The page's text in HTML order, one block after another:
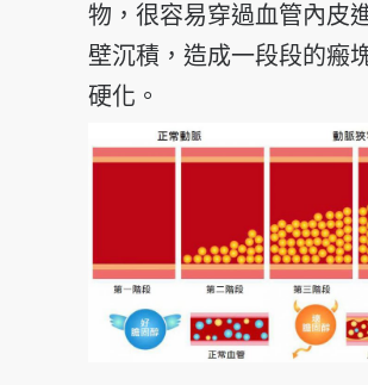
物，很容易穿過血管內皮
壁沉積，造成一段段的瘢
硬化。